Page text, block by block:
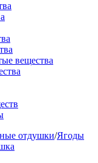
вещества
отдушки/Ягоды